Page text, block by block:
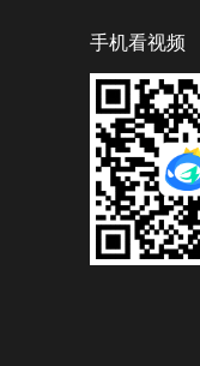
手机看视频